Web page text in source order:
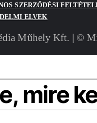
SZERZŐDÉSI
ELVEK
Műhely Kft. | ©